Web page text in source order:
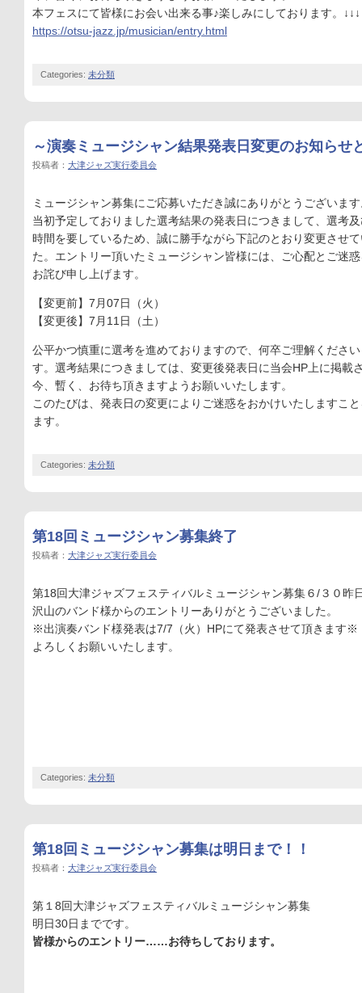
本フェスにて皆様にお会い出来る事♪楽しみにしております。↓↓↓
https://otsu-jazz.jp/musician/entry.html
Categories: 未分類
～演奏ミュージシャン結果発表日変更のお知らせ
投稿者： 大津ジャズ実行委員会
ミュージシャン募集にご応募いただき誠にありがとうございま
当初予定しておりました選考結果の発表日につきまして、選考
時間を要しているため、誠に勝手ながら下記のとおり変更させ
た。エントリー頂いたミュージシャン皆様には、ご心配とご迷
お詫び申し上げます。
【変更前】7月07日（火）
【変更後】7月11日（土）
公平かつ慎重に選考を進めておりますので、何卒ご理解くださ
す。選考結果につきましては、変更後発表日に当会HP上に掲載
今、暫く、お待ち頂きますようお願いいたします。
このたびは、発表日の変更によりご迷惑をおかけいたしますこ
ます。
Categories: 未分類
第18回ミュージシャン募集終了
投稿者： 大津ジャズ実行委員会
第18回大津ジャズフェスティバルミュージシャン募集６/３０昨
沢山のバンド様からのエントリーありがとうございました。
※出演奏バンド様発表は7/7（火）HPにて発表させて頂きます※
よろしくお願いいたします。
Categories: 未分類
第18回ミュージシャン募集は明日まで！！
投稿者： 大津ジャズ実行委員会
第１8回大津ジャズフェスティバルミュージシャン募集
明日30日までです。
皆様からのエントリー……お待ちしております。